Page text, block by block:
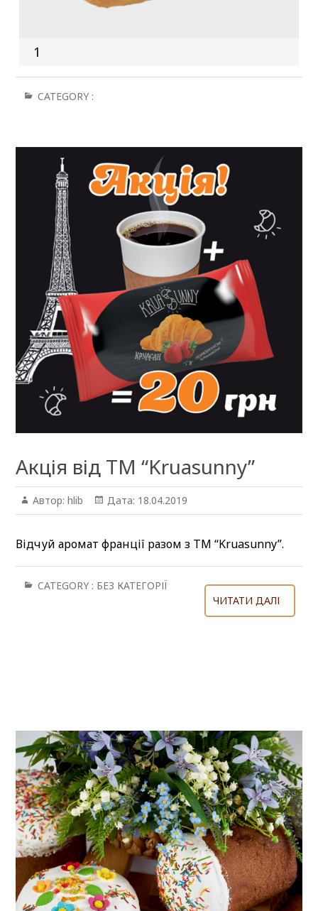
1
CATEGORY :
Акція від TM “Kruasunny”
Автор: hlib Дата: 18.04.2019
Відчуй аромат франції разом з ТМ “Kruasunny”.
CATEGORY : БЕЗ КАТЕГОРІЇ
ЧИТАТИ ДАЛІ